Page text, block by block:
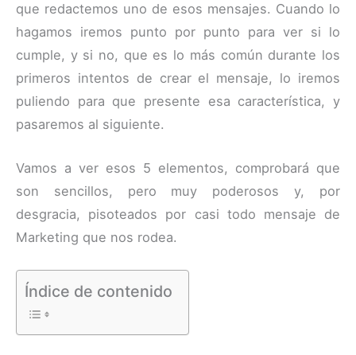
que redactemos uno de esos mensajes. Cuando lo
hagamos iremos punto por punto para ver si lo
cumple, y si no, que es lo más común durante los
primeros intentos de crear el mensaje, lo iremos
puliendo para que presente esa característica, y
pasaremos al siguiente.
Vamos a ver esos 5 elementos, comprobará que
son sencillos, pero muy poderosos y, por
desgracia, pisoteados por casi todo mensaje de
Marketing que nos rodea.
Índice de contenido